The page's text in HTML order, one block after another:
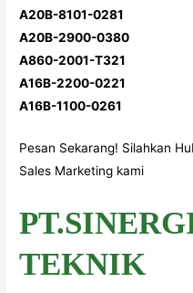
A20B-8101-0281
A20B-2900-0380
A860-2001-T321
A16B-2200-0221
A16B-1100-0261
Pesan Sekarang! Silahkan
Sales Marketing kami
TEKNIK